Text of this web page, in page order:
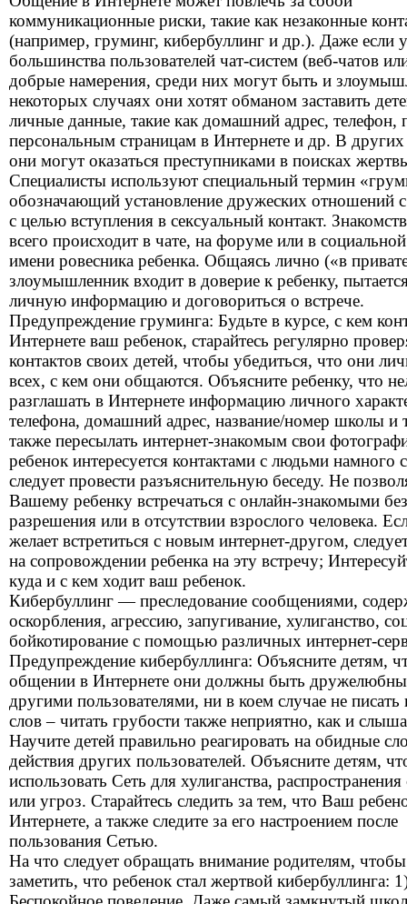
коммуникационные риски, такие как незаконные
(например, груминг, кибербуллинг и др.). Даже если у
большинства пользователей чат-систем (веб-чатов
добрые намерения, среди них могут быть и
некоторых случаях они хотят обманом заставить
личные данные, такие как домашний адрес, телефон,
персональным страницам в Интернете и др. В других
они могут оказаться преступниками в поисках
Специалисты используют специальный термин
обозначающий установление дружеских отношений
с целью вступления в сексуальный контакт.
всего происходит в чате, на форуме или в
имени ровесника ребенка. Общаясь лично («в
злоумышленник входит в доверие к ребенку,
личную информацию и договориться о встрече.
Предупреждение груминга: Будьте в курсе, с кем
Интернете ваш ребенок, старайтесь регулярно
контактов своих детей, чтобы убедиться, что они
всех, с кем они общаются. Объясните ребенку, что
разглашать в Интернете информацию личного
телефона, домашний адрес, название/номер школы и
также пересылать интернет-знакомым свои
ребенок интересуется контактами с людьми намного
следует провести разъяснительную беседу. Не
Вашему ребенку встречаться с онлайн-знакомыми
разрешения или в отсутствии взрослого человека.
желает встретиться с новым интернет-другом,
на сопровождении ребенка на эту встречу;
куда и с кем ходит ваш ребенок.
Кибербуллинг — преследование сообщениями,
оскорбления, агрессию, запугивание, хулиганство,
бойкотирование с помощью различных интернет-
Предупреждение кибербуллинга: Объясните детям,
общении в Интернете они должны быть
другими пользователями, ни в коем случае не
слов – читать грубости также неприятно, как и
Научите детей правильно реагировать на обидные
действия других пользователей. Объясните детям,
использовать Сеть для хулиганства, распространения
или угроз. Старайтесь следить за тем, что Ваш
Интернете, а также следите за его настроением после
пользования Сетью.
На что следует обращать внимание родителям,
заметить, что ребенок стал жертвой кибербуллинга: